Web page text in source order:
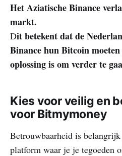
Het Aziatische Binance
markt.
Dit betekent dat de
Binance hun Bitcoin
oplossing is om verder te
Kies voor veilig en
voor Bitmymoney
Betrouwbaarheid is
platform waar je je tegoeden